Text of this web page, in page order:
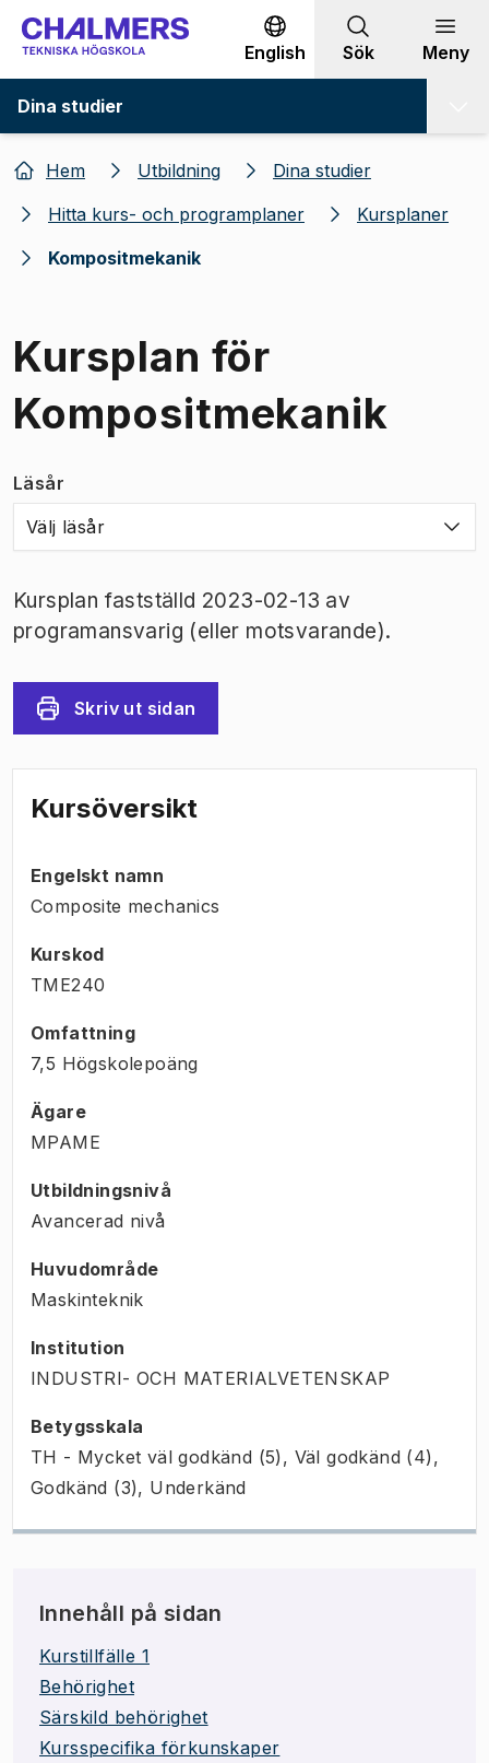
Gå till innehållet
English Sök Meny
Dina studier
Hem Utbildning
Dina studier
Hitta kurs- och programplaner
Kursplaner
Kompositmekanik
Kursplan för
Kompositmekanik
Läsår
Välj läsår
Kursplan fastställd 2023-02-13 av
programansvarig (eller motsvarande).
Skriv ut sidan
Kursöversikt
Engelskt namn
Composite mechanics
Kurskod
TME240
Omfattning
7,5 Högskolepoäng
Ägare
MPAME
Utbildningsnivå
Avancerad nivå
Huvudområde
Maskinteknik
Institution
INDUSTRI- OCH MATERIALVETENSKAP
Betygsskala
TH - Mycket väl godkänd (5), Väl godkänd (4),
Godkänd (3), Underkänd
Innehåll på sidan
Kurstillfälle 1
Behörighet
Särskild behörighet
Kursspecifika förkunskaper